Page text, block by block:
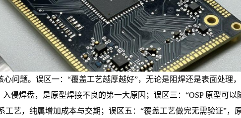
心问题。误区一：“覆盖工艺越厚越好”，无论是阻焊还是表面处理
侵焊盘，是原型焊接不良的第一大原因；误区三：“OSP 原型可
工艺，纯属增加成本与交期；误区五：“覆盖工艺做完无需验证”